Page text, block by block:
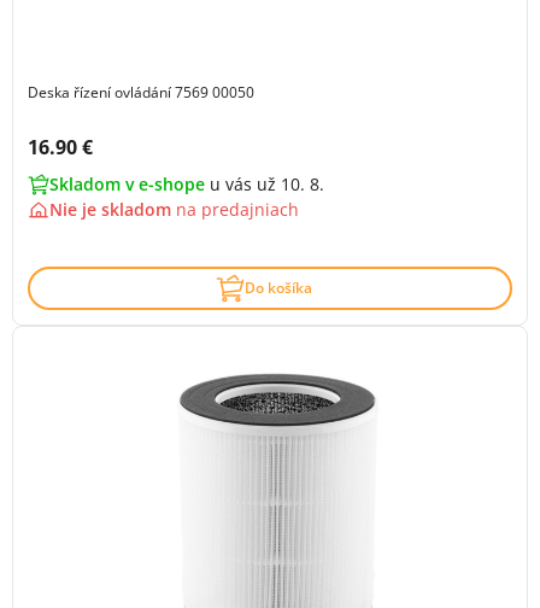
Deska řízení ovládání 7569 00050
Cena s DPH:
16.90 €
Skladom v e-shope u vás už 10. 8.
Nie je skladom na predajniach
Do košíka